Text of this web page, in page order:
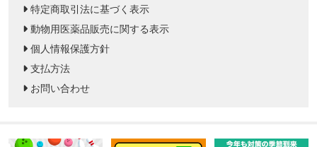
特定商取引法に基づく表示
動物用医薬品販売に関する表示
個人情報保護方針
支払方法
お問い合わせ